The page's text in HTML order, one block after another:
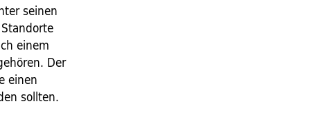
seinen
einem
Der
einen
sollten.